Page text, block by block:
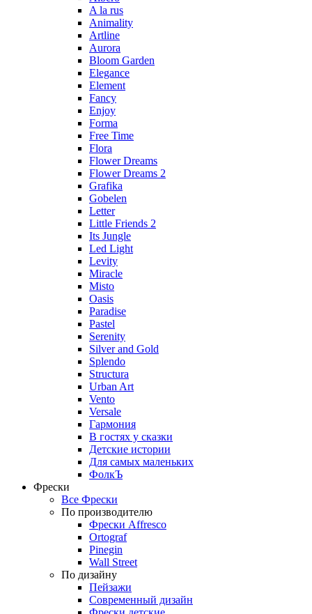
A la rus
Animality
Artline
Aurora
Bloom Garden
Elegance
Element
Fancy
Enjoy
Forma
Free Time
Flora
Flower Dreams
Flower Dreams 2
Grafika
Gobelen
Letter
Little Friends 2
Its Jungle
Led Light
Levity
Miracle
Misto
Oasis
Paradise
Pastel
Serenity
Silver and Gold
Splendo
Structura
Urban Art
Vento
Versale
Гармония
В гостях у сказки
Детские истории
Для самых маленьких
ФолкЪ
Фрески
Все Фрески
По производителю
Фрески Affresco
Ortograf
Pinegin
Wall Street
По дизайну
Пейзажи
Современный дизайн